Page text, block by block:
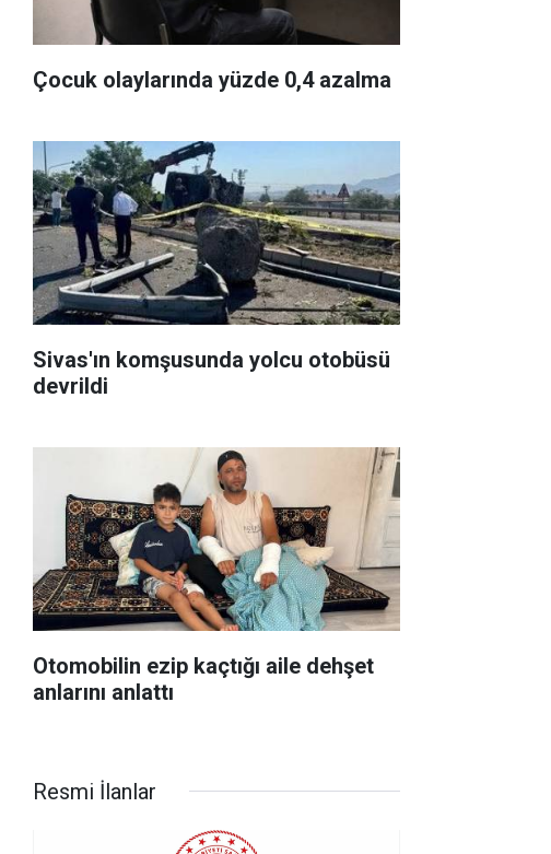
Çocuk olaylarında yüzde 0,4 azalma
Sivas'ın komşusunda yolcu otobüsü
devrildi
Otomobilin ezip kaçtığı aile dehşet
anlarını anlattı
Resmi İlanlar